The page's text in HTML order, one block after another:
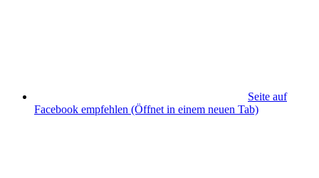
Seite auf
Facebook empfehlen (Öffnet in einem neuen Tab)